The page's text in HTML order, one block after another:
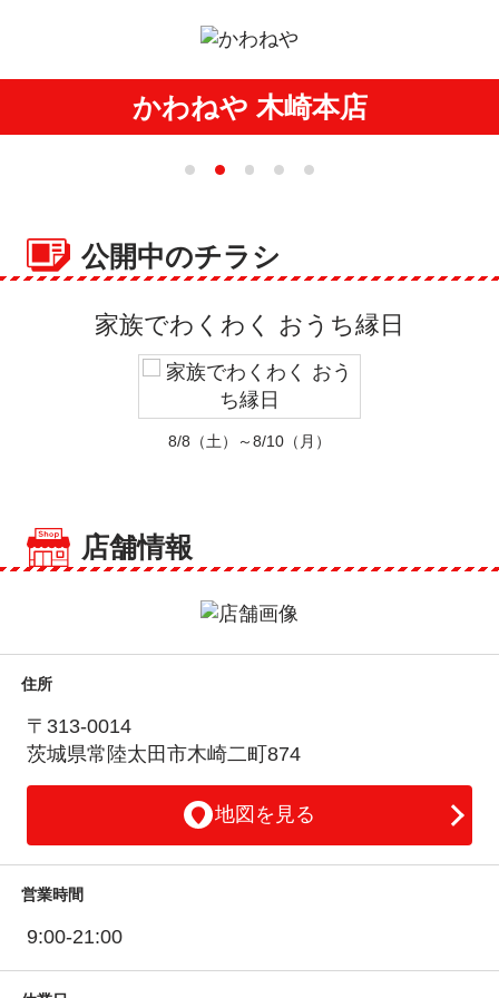
かわねや 木崎本店
公開中のチラシ
家族でわくわく おうち縁日
8/8（土）～8/10（月）
店舗情報
住所
〒313-0014
茨城県常陸太田市木崎二町874
地図を見る
営業時間
9:00-21:00